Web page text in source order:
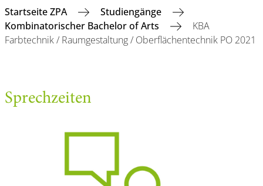
Startseite ZPA
Studiengänge
Kombinatorischer Bachelor of Arts
KBA
Farbtechnik / Raumgestaltung / Oberflächentechnik PO 2021
Sprechzeiten